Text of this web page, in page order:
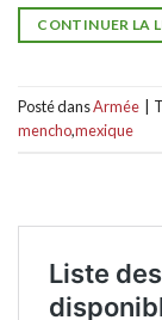
CONTINUER LA
Posté dansArmée
mencho,mexique